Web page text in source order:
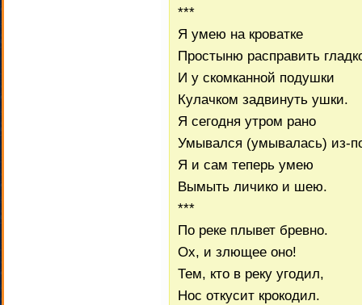
***
Я умею на кроватке
Простыню расправить
И у скомканной подушки
Кулачком задвинуть ушки.
Я сегодня утром рано
Умывался (умывалась) из-
Я и сам теперь умею
Вымыть личико и шею.
***
По реке плывет бревно.
Ох, и злющее оно!
Тем, кто в реку угодил,
Нос откусит крокодил.